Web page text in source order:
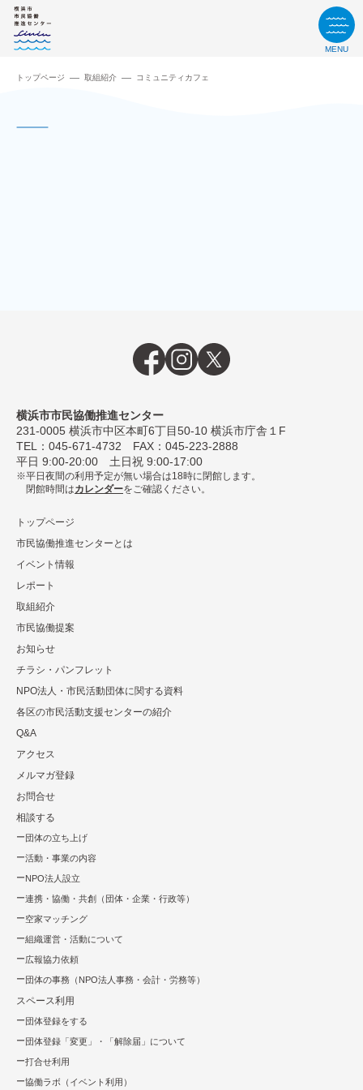
MENU
トップページ 取組紹介 コミュニティカフェ
横浜市市民協働推進センター
231-0005 横浜市中区本町6丁⽬50-10 横浜市庁舎１F
TEL： 045-671-4732 FAX：045-223-2888
平⽇ 9:00-20:00 ⼟⽇祝 9:00-17:00
平日夜間の利用予定が無い場合は18時に閉館します。
閉館時間はカレンダーをご確認ください。
トップページ
市民協働推進センターとは
イベント情報
レポート
取組紹介
市⺠協働提案
お知らせ
チラシ・パンフレット
NPO法⼈・市⺠活動団体に関する資料
各区の市⺠活動⽀援センターの紹介
Q&A
アクセス
メルマガ登録
お問合せ
相談する
団体の立ち上げ
活動・事業の内容
NPO法⼈設⽴
連携・協働・共創（団体・企業・⾏政等）
空家マッチング
組織運営・活動について
広報協⼒依頼
団体の事務（NPO法人事務・会計・労務等）
スペース利用
団体登録をする
団体登録「変更」・「解除届」について
打合せ利用
協働ラボ（イベント利⽤）